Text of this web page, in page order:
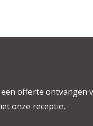
offerte ontvangen
onze receptie.